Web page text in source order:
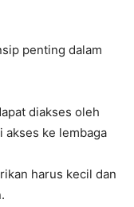
penting dalam
diakses oleh
akses ke lembaga
harus kecil dan